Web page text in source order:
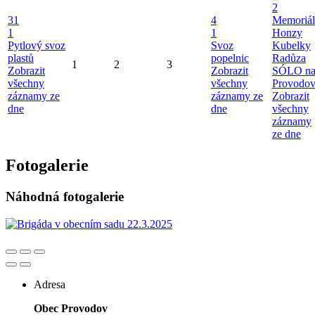
31
1
Pytlový svoz
plastů
Zobrazit
všechny
záznamy ze
dne
1 2 3
4
1
Svoz
popelnic
Zobrazit
všechny
záznamy ze
dne
2
Memoriál
Honzy
Kubelky
Radůza
SÓLO na
Zobrazit
všechny
záznamy
ze dne
Fotogalerie
Náhodná fotogalerie
Adresa
Obec Provodov